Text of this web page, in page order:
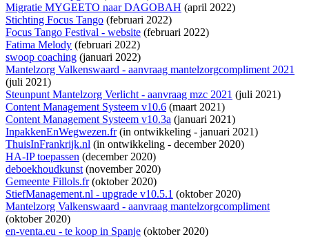
Migratie MYGEETO naar DAGOBAH (april 2022)
Stichting Focus Tango (februari 2022)
Focus Tango Festival - website (februari 2022)
Fatima Melody (februari 2022)
swoop coaching (januari 2022)
Mantelzorg Valkenswaard - aanvraag mantelzorgcompliment 2021
(juli 2021)
Steunpunt Mantelzorg Verlicht - aanvraag mzc 2021 (juli 2021)
Content Management Systeem v10.6 (maart 2021)
Content Management Systeem v10.3a (januari 2021)
InpakkenEnWegwezen.fr(in ontwikkeling - januari 2021)
ThuisInFrankrijk.nl (in ontwikkeling - december 2020)
HA-IP toepassen (december 2020)
deboekhoudkunst(november 2020)
Gemeente Fillols.fr(oktober 2020)
StiefManagement.nl - upgrade v10.5.1 (oktober 2020)
Mantelzorg Valkenswaard - aanvraag mantelzorgcompliment
(oktober 2020)
en-venta.eu - te koop in Spanje (oktober 2020)